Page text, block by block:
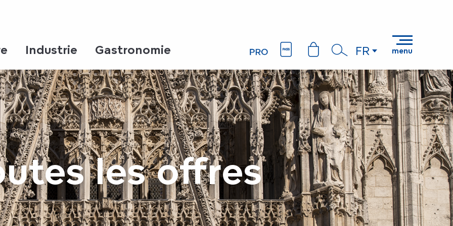
Recherche
FR menu
Industrie Gastronomie
les offres